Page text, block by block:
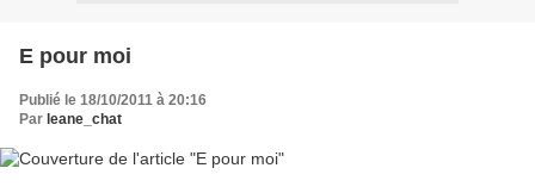
E pour moi
Publié le 18/10/2011 à 20:16
Par leane_chat